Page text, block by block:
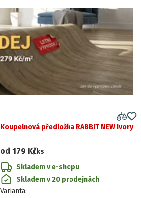
Koupelnová předložka RABBIT NEW Ivory
od 179 Kč/ks
Skladem v e-shopu
Skladem v 20 prodejnách
Varianta: